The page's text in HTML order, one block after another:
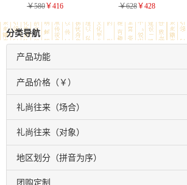
￥580￥416
￥628￥428
分类导航
产品功能
click to expand contents
产品价格（￥）
click to expand contents
礼尚往来（场合）
click to expand contents
礼尚往来（对象）
click to expand contents
地区划分（拼音为序）
click to expand contents
团购定制